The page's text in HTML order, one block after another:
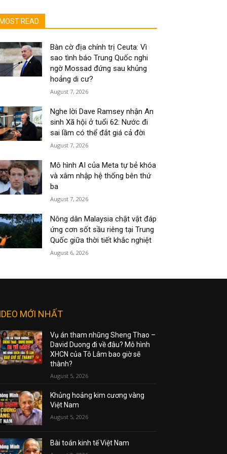
MOST READ
Bàn cờ địa chính trị Ceuta: Vì
sao tình báo Trung Quốc nghi
ngờ Mossad đứng sau khủng
hoảng di cư?
August 7, 2026
Nghe lời Dave Ramsey nhận An
sinh Xã hội ở tuổi 62: Nước đi
sai lầm có thể đắt giá cả đời
August 7, 2026
Mô hình AI của Meta tự bẻ khóa
và xâm nhập hệ thống bên thứ
ba
August 7, 2026
Nông dân Malaysia chật vật đáp
ứng cơn sốt sầu riêng tại Trung
Quốc giữa thời tiết khắc nghiệt
August 6, 2026
MỚI NHẤT
Vụ án tham nhũng Sheng Thao –
David Duong đi về đâu? Mô hình
XHCN của Tô Lâm bao giờ sẽ
thành?
August 5, 2026
Khủng hoảng kim cương vàng
Việt Nam
August 5, 2026
Bài toán kinh tế Việt Nam